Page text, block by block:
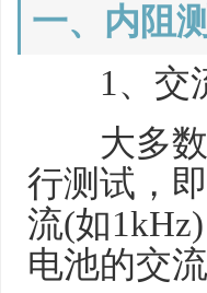
一、内阻
1、交流
大多数
行测试，
流(如
电池的交